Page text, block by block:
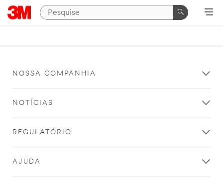
NOSSA COMPANHIA
NOTÍCIAS
REGULATÓRIO
AJUDA